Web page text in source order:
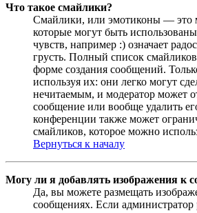
Что такое смайлики?
Смайлики, или эмотиконы — это
которые могут быть
чувств, например :) означает
грусть. Полный список
форме создания сообщений.
используя их: они легко могут
нечитаемым, и модератор может
сообщение или вообще удалить
конференции также может
смайликов, которое можно
Вернуться к началу
Могу ли я добавлять изображения к
Да, вы можете размещать
сообщениях. Если администратор